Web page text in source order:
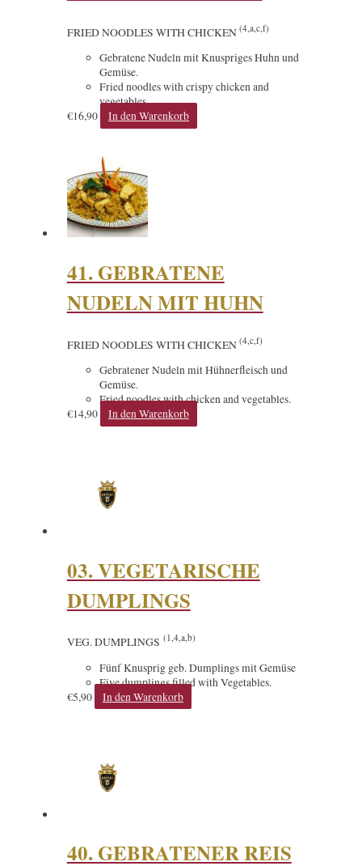
FRIED NOODLES WITH CHICKEN(4,a,c,f)
Gebratene Nudeln mit Knuspriges Huhn und
Gemüse.
Fried noodles with crispy chicken and
vegetables.
€16,90 In den Warenkorb
41. GEBRATENE
NUDELN MIT HUHN
FRIED NOODLES WITH CHICKEN(4,c,f)
Gebratener Nudeln mit Hühnerfleisch und
Gemüse.
Fried noodles with chicken and vegetables.
€14,90 In den Warenkorb
03. VEGETARISCHE
DUMPLINGS
VEG. DUMPLINGS (1,4,a,b)
Fünf Knusprig geb. Dumplings mit Gemüse
Five dumplings filled with Vegetables.
€5,90 In den Warenkorb
40. GEBRATENER REIS